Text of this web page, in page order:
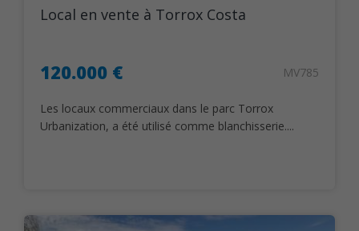
Local en vente à Torrox Costa
120.000 € MV785
Les locaux commerciaux dans le parc Torrox
Urbanization, a été utilisé comme blanchisserie....